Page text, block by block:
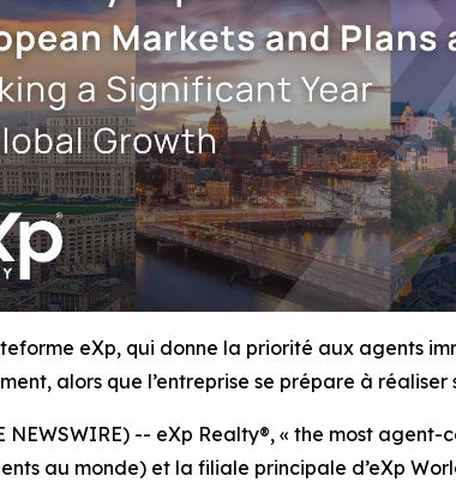
eXp, qui donne la priorité aux agents
alors que l’entreprise se prépare à réaliser
NEWSWIRE) -- eXp Realty®, « the most
au monde) et la filiale principale d’eXp